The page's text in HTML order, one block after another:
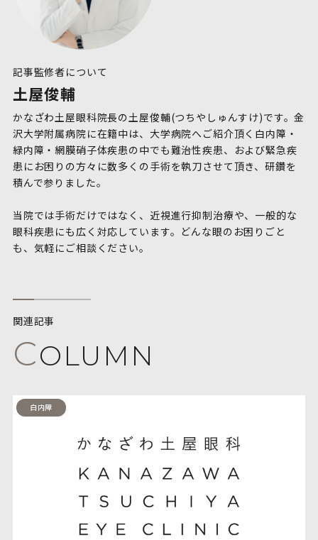
記事監修者について
土屋俊輔
かなざわ土屋眼科院長の土屋俊輔(つちやしゅんすけ)です。金
沢大学附属病院に在籍中は、大学病院へご紹介頂く白内障・
緑内障・網膜硝子体疾患の中でも難治性疾患、および緊急疾
患にお困りの方々に数多くの手術を執刀させて頂き、研鑽を
積んで参りました。
当院では手術だけではなく、近視進行抑制治療や、一般的な
眼科疾患にも広く対応しています。どんな眼のお困りごと
も、気軽にご相談ください。
関連記事
COLUMN
白内障